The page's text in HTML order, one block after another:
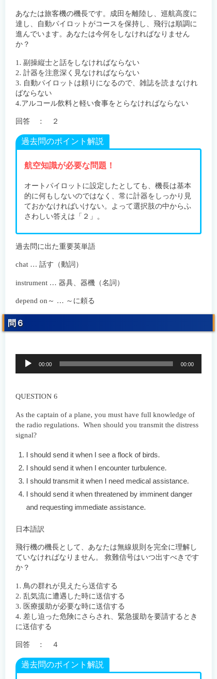
あなたは旅客機の機長です。成田を離陸し、巡航高度に
達し、自動パイロットがコースを保持し、飛行は順調に
進んでいます。あなたは今何をしなければなりません
か？
1. 副操縦士と話をしなければならない
2. 計器を注意深く見なければならない
3. 自動パイロットは頼りになるので、雑誌を読まなけれ
ばならない
4.アルコール飲料と軽い食事をとらなければならない
回答 ： ２
過去問のポイント解説
航空知識が必要な問題！
オートパイロットに設定したとしても、機長は基本
的に何もしないのではなく、常に計器をしっかり見
ておかなければいけない。よって選択肢の中からふ
さわしい答えは「２」。
過去問に出た重要英単語
chat … 話す（動詞）
instrument … 器具、器機（名詞）
depend on～ … ～に頼る
問６
ー
ー
00:00 00:00
QUESTION 6
As the captain of a plane, you must have full knowledge of
the radio regulations. When should you transmit the distress
signal?
I should send it when I see a flock of birds.
I should send it when I encounter turbulence.
I should transmit it when I need medical assistance.
I should send it when threatened by imminent danger
and requesting immediate assistance.
日本語訳
飛行機の機長として、あなたは無線規則を完全に理解し
ていなければなりません。 救難信号はいつ出すべきです
か？
1. 鳥の群れが見えたら送信する
2. 乱気流に遭遇した時に送信する
3. 医療援助が必要な時に送信する
4. 差し迫った危険にさらされ、緊急援助を要請するとき
に送信する
回答 ： ４
過去問のポイント解説